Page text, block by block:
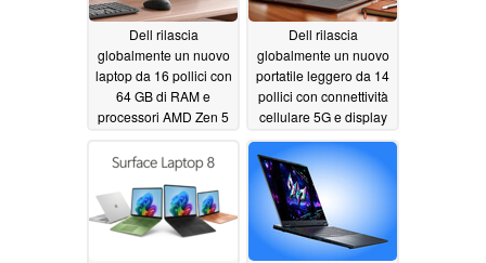
Dell rilascia
globalmente un nuovo
laptop da 16 pollici con
64 GB di RAM e
processori AMD Zen 5
Dell rilascia
globalmente un nuovo
portatile leggero da 14
pollici con connettività
cellulare 5G e display
06/05/2026